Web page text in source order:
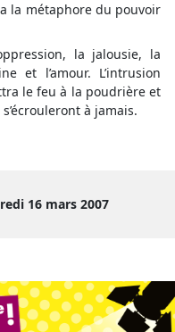
la métaphore du pouvoir
la jalousie, la
et l’amour. L’intrusion
le feu à la poudrière et
à jamais.
16 mars 2007